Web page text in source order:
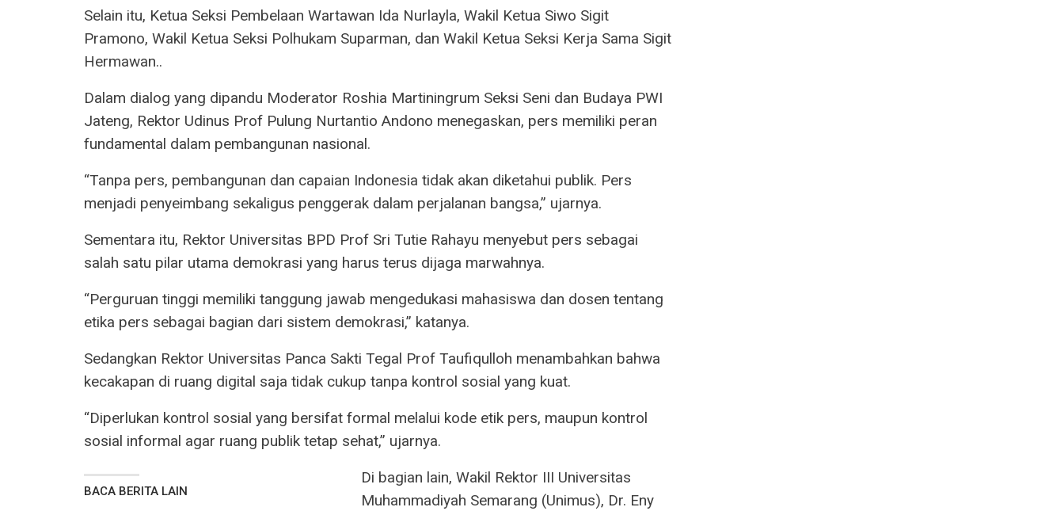
Selain itu, Ketua Seksi Pembelaan Wartawan Ida Nurlayla, Wakil Ketua Siwo Sigit
Pramono, Wakil Ketua Seksi Polhukam Suparman, dan Wakil Ketua Seksi Kerja Sama Sigit
Hermawan..
Dalam dialog yang dipandu Moderator Roshia Martiningrum Seksi Seni dan Budaya PWI
Jateng, Rektor Udinus Prof Pulung Nurtantio Andono menegaskan, pers memiliki peran
fundamental dalam pembangunan nasional.
“Tanpa pers, pembangunan dan capaian Indonesia tidak akan diketahui publik. Pers
menjadi penyeimbang sekaligus penggerak dalam perjalanan bangsa,” ujarnya.
Sementara itu, Rektor Universitas BPD Prof Sri Tutie Rahayu menyebut pers sebagai
salah satu pilar utama demokrasi yang harus terus dijaga marwahnya.
“Perguruan tinggi memiliki tanggung jawab mengedukasi mahasiswa dan dosen tentang
etika pers sebagai bagian dari sistem demokrasi,” katanya.
Sedangkan Rektor Universitas Panca Sakti Tegal Prof Taufiqulloh menambahkan bahwa
kecakapan di ruang digital saja tidak cukup tanpa kontrol sosial yang kuat.
“Diperlukan kontrol sosial yang bersifat formal melalui kode etik pers, maupun kontrol
sosial informal agar ruang publik tetap sehat,” ujarnya.
BACA BERITA LAIN
Di bagian lain, Wakil Rektor III Universitas
Muhammadiyah Semarang (Unimus), Dr. Eny